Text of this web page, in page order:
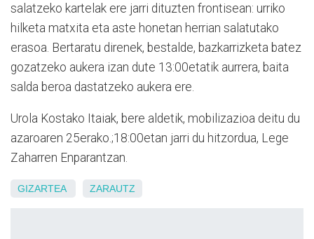
salatzeko kartelak ere jarri dituzten frontisean: urriko
hilketa matxita eta aste honetan herrian salatutako
erasoa. Bertaratu direnek, bestalde, bazkarrizketa batez
gozatzeko aukera izan dute 13:00etatik aurrera, baita
salda beroa dastatzeko aukera ere.
Urola Kostako Itaiak, bere aldetik, mobilizazioa deitu du
azaroaren 25erako.;18:00etan jarri du hitzordua, Lege
Zaharren Enparantzan.
GIZARTEA ZARAUTZ